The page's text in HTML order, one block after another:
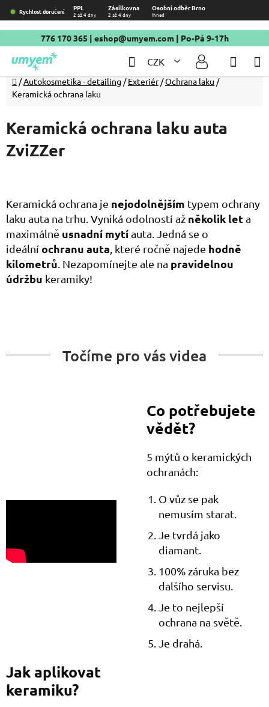
Přejít
na
obsah
Rychlost doručení PPL Zásilkovna Osobní odběr Brno
2 až 4 dny 2 až 4 dny Ihned
776 170 365 | eshop@umyem.com| Po-Pá 9-17h
CZK
Hledat
Domů
/Autokosmetika - detailing / Exteriér /Ochrana laku /
Keramická ochrana laku
Keramická ochrana laku auta
ZviZZer
Keramická ochrana je nejodolnějším typem ochrany
laku auta na trhu. Vyniká odolností až několik leta
maximálně usnadní mytíauta. Jedná se o
ideálníochranu auta , které ročně najede hodně
kilometrů . Nezapomínejte ale na pravidelnou
údržbu keramiky!
Točíme pro vás videa
Co potřebujete
vědět?
5 mýtů o keramických
ochranách:
O vůz se pak
nemusím starat.
Je tvrdá jako
diamant.
100% záruka bez
dalšího servisu.
Je to nejlepší
ochrana na světě.
Je drahá.
Jak aplikovat
keramiku?